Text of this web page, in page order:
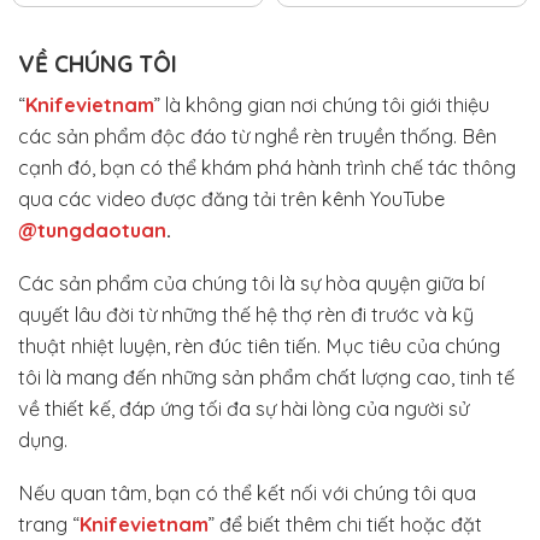
VỀ CHÚNG TÔI
“Knifevietnam” là không gian nơi chúng tôi giới thiệu
các sản phẩm độc đáo từ nghề rèn truyền thống. Bên
cạnh đó, bạn có thể khám phá hành trình chế tác thông
qua các video được đăng tải trên kênh YouTube
@tungdaotuan.
Các sản phẩm của chúng tôi là sự hòa quyện giữa bí
quyết lâu đời từ những thế hệ thợ rèn đi trước và kỹ
thuật nhiệt luyện, rèn đúc tiên tiến. Mục tiêu của chúng
tôi là mang đến những sản phẩm chất lượng cao, tinh tế
về thiết kế, đáp ứng tối đa sự hài lòng của người sử
dụng.
Nếu quan tâm, bạn có thể kết nối với chúng tôi qua
trang “Knifevietnam” để biết thêm chi tiết hoặc đặt